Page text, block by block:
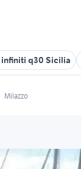
q30 Sicilia
Milazzo